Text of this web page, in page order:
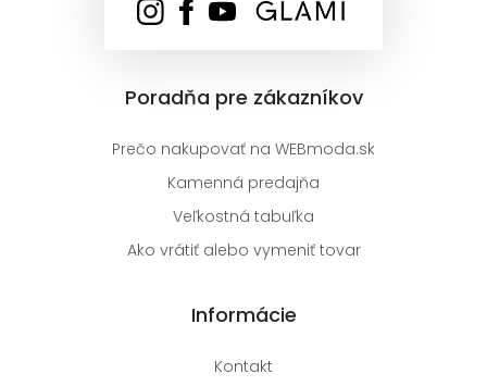
Poradňa pre zákazníkov
Prečo nakupovať na WEBmoda.sk
Kamenná predajňa
Veľkostná tabuľka
Ako vrátiť alebo vymeniť tovar
Informácie
Kontakt